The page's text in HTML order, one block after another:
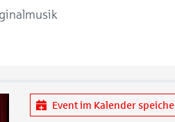
Event im Kalender